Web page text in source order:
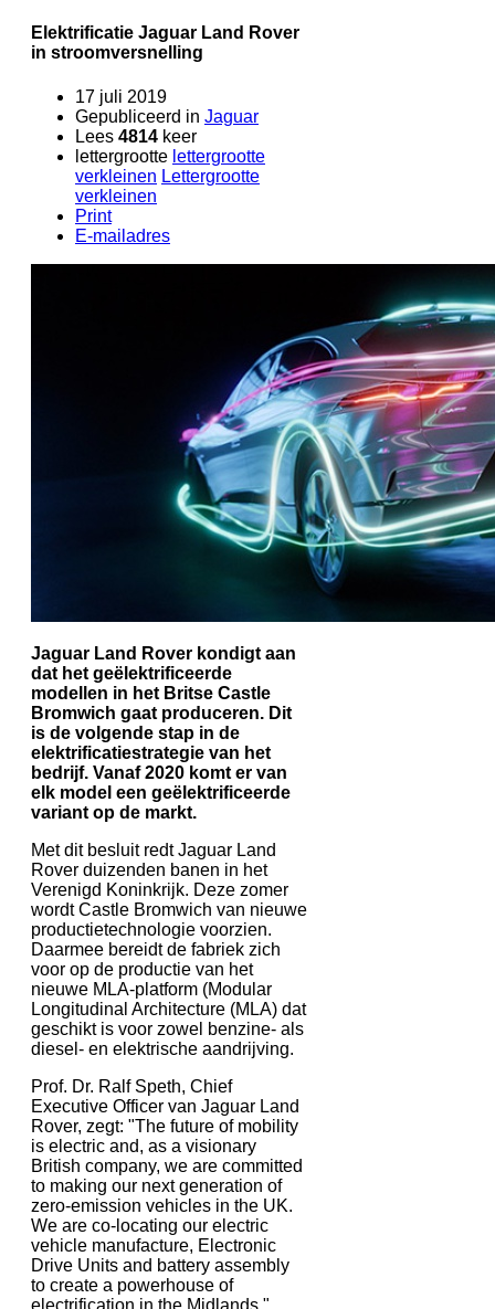
Elektrificatie Jaguar Land Rover
in stroomversnelling
17 juli 2019
Gepubliceerd in Jaguar
Lees 4814 keer
lettergrootte lettergrootte
verkleinen Lettergrootte
verkleinen
Print
E-mailadres
Jaguar Land Rover kondigt aan
dat het geëlektrificeerde
modellen in het Britse Castle
Bromwich gaat produceren. Dit
is de volgende stap in de
elektrificatiestrategie van het
bedrijf. Vanaf 2020 komt er van
elk model een geëlektrificeerde
variant op de markt.
Met dit besluit redt Jaguar Land
Rover duizenden banen in het
Verenigd Koninkrijk. Deze zomer
wordt Castle Bromwich van nieuwe
productietechnologie voorzien.
Daarmee bereidt de fabriek zich
voor op de productie van het
nieuwe MLA-platform (Modular
Longitudinal Architecture (MLA) dat
geschikt is voor zowel benzine- als
diesel- en elektrische aandrijving.
Prof. Dr. Ralf Speth, Chief
Executive Officer van Jaguar Land
Rover, zegt: "The future of mobility
is electric and, as a visionary
British company, we are committed
to making our next generation of
zero-emission vehicles in the UK.
We are co-locating our electric
vehicle manufacture, Electronic
Drive Units and battery assembly
to create a powerhouse of
electrification in the Midlands."